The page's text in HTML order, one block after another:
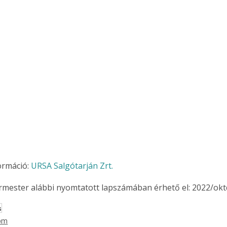
URSA Salgótarján Zrt.
alábbi nyomtatott lapszámában érhető el: 2022/